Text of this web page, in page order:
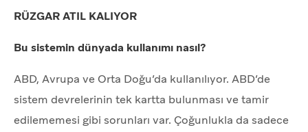
RÜZGAR ATIL KALIYOR
Bu sistemin dünyada kullanımı nasıl?
ABD, Avrupa ve Orta Doğu’da kullanılıyor. ABD’de
sistem devrelerinin tek kartta bulunması ve tamir
edilememesi gibi sorunları var. Çoğunlukla da sadece